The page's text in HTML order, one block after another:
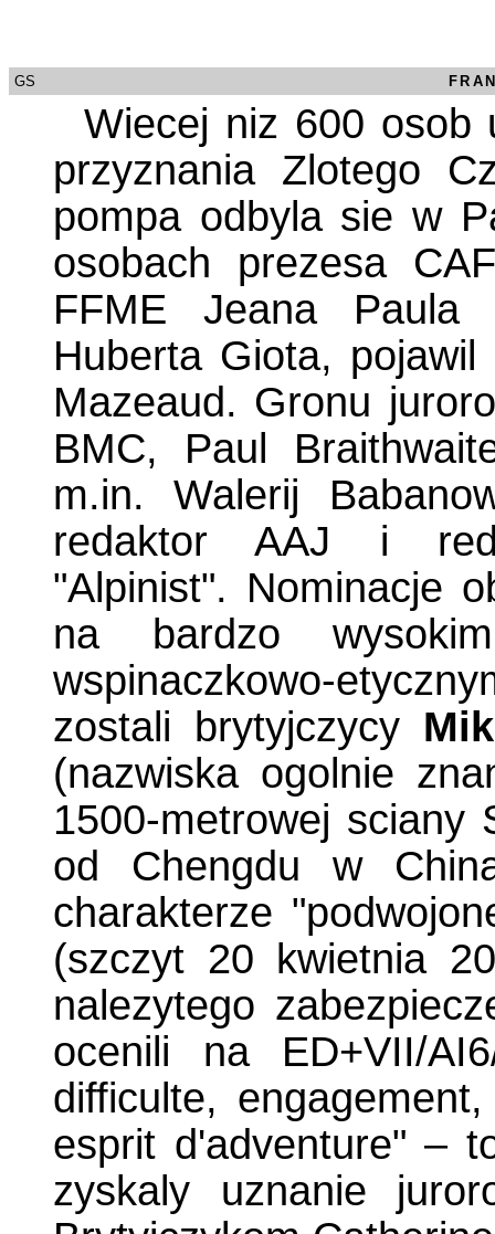
GS
Wiecej niz 600 osob
przyznania Zlotego
pompa odbyla sie w
osobach prezesa
FFME Jeana
Huberta Giota,
Mazeaud. Gronu
BMC, Paul
m.in. Walerij
redaktor AAJ i
"Alpinist". Nominacje
na bardzo
wspinaczkowo-
zostali brytyjczycy
(nazwiska ogolnie
1500-metrowej sciany
od Chengdu w
charakterze
(szczyt 20 kwietnia
nalezytego
ocenili na ED+VII/
difficulte,
esprit d'adventure" –
zyskaly uznanie